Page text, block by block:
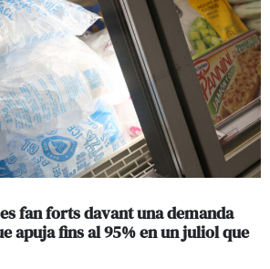
fan forts davant una demanda
apuja fins al 95% en un juliol que